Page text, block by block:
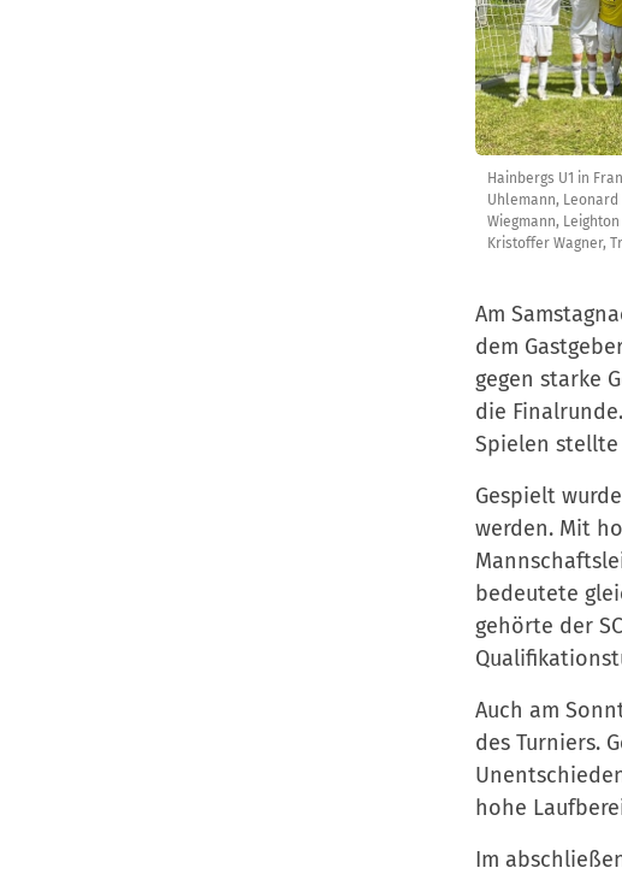
Hainbergs U1 in
Uhlemann, Leonard
Wiegmann,
Kristoffer Wagner,
Am
dem
gegen starke
die
Spielen
Gespielt
werden. Mit
bedeutete
gehörte der
Auch am
des Turniers.
hohe
Im